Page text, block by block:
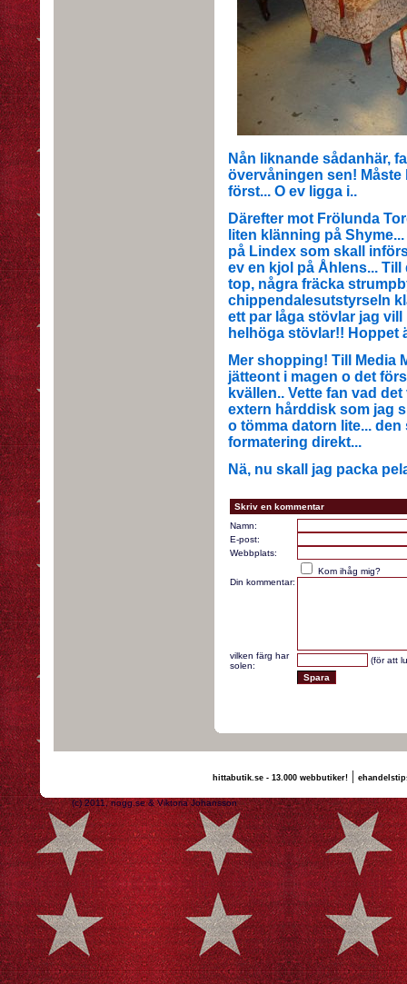
Nån liknande sådanhär,
övervåningen sen! Måste
först... O ev ligga i..
Därefter mot Frölunda
liten klänning på
på Lindex som skall
ev en kjol på Åhlens...
top, några fräcka
chippendalesutstyrseln
ett par låga stövlar jag
helhöga stövlar!! Hoppet
Mer shopping! Till Media
jätteont i magen o det
kvällen.. Vette fan vad
extern hårddisk som jag
o tömma datorn lite...
formatering direkt...
Nä, nu skall jag packa
Skriv en kommentar
Namn:
E-post:
Webbplats:
Kom ihåg mig?
Din kommentar:
vilken färg har
solen:
(för att
hittabutik.se - 13.000 webbutiker!|
(c) 2011, nogg.se & Viktoria Johansson